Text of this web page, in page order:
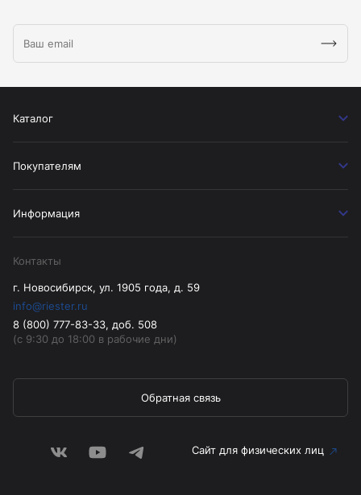
Каталог
Покупателям
Информация
Контакты
г. Новосибирск, ул. 1905 года, д. 59
info@riester.ru
8 (800) 777-83-33, доб. 508
(с 9:30 до 18:00 в рабочие дни)
Обратная связь
Сайт для физических лиц